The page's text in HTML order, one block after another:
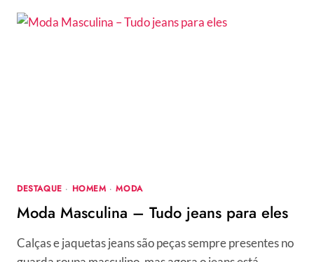
DESTAQUE · HOMEM ·MODA
Moda Masculina – Tudo jeans para eles
Calças e jaquetas jeans são peças sempre presentes no